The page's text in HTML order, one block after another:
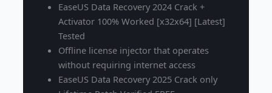
EaseUS Data Recovery 2024 Crack +
Activator 100% Worked [x32x64] [Latest]
Tested
Offline license injector that operates
without requiring internet access
EaseUS Data Recovery 2025 Crack only